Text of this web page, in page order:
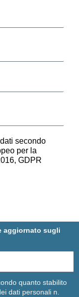
secondo
per la
GDPR
aggiornato sugli
quanto stabilito
dati personali n.